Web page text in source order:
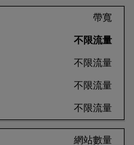
帶寬
不限流量
不限流量
不限流量
不限流量
網站數量